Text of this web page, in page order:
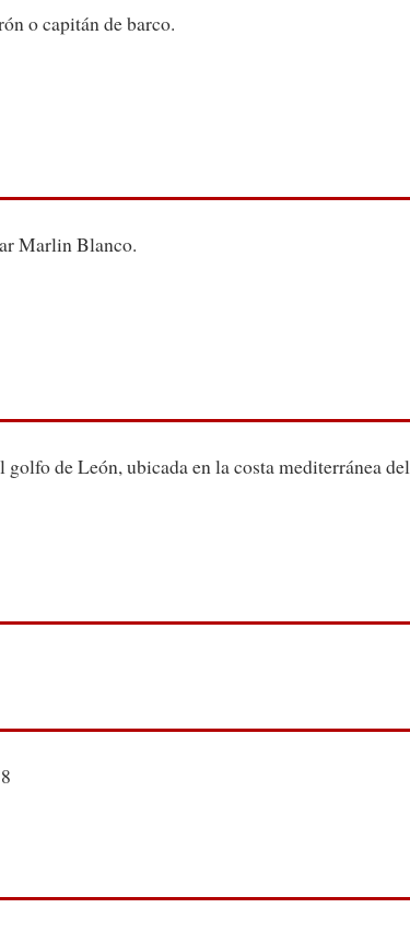
o capitán de barco.
Marlin Blanco.
de León, ubicada en la costa mediterránea del